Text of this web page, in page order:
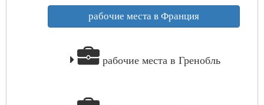
рабочие места в Франция
рабочие места в Гренобль